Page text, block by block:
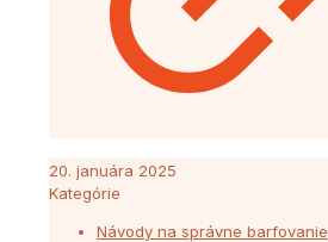
20. januára 2025
Kategórie
Návody na správne barfovanie